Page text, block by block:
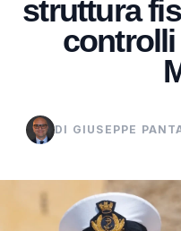
struttura
controlli
DI GIUSEPPE